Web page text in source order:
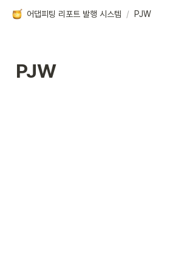
어댑피팅 리포트 발행 시스템 / PJW
PJW